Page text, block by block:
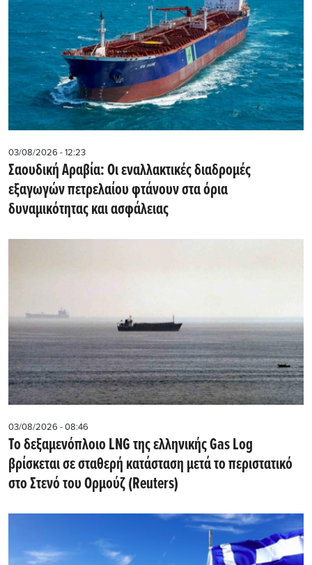
03/08/2026 - 12:23
Σαουδική Αραβία: Οι εναλλακτικές διαδρομές
εξαγωγών πετρελαίου φτάνουν στα όρια
δυναμικότητας και ασφάλειας
03/08/2026 - 08:46
Το δεξαμενόπλοιο LNG της ελληνικής Gas Log
βρίσκεται σε σταθερή κατάσταση μετά το περιστατικό
στο Στενό του Ορμούζ (Reuters)